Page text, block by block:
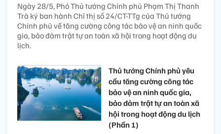
Ngày 28/5, Phó Thủ tướng Chính phủ Phạm Thị Thanh
Trà ký ban hành Chỉ thị số 24/CT-TTg của Thủ tướng
Chính phủ về tăng cường công tác bảo vệ an ninh quốc
gia, bảo đảm trật tự an toàn xã hội trong hoạt động du
lịch.
Thủ tướng Chính phủ yêu
cầu tăng cường công tác
bảo vệ an ninh quốc gia,
bảo đảm trật tự an toàn xã
hội trong hoạt động du lịch
(Phần 1)